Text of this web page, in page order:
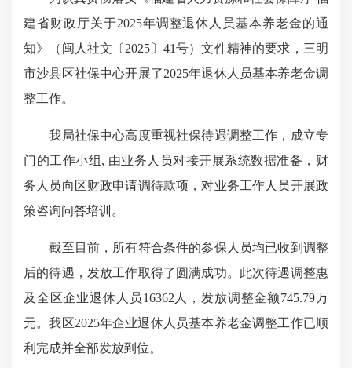
建省财政厅关于2025年调整退休人员基本养老金的通
知》（闽人社文〔2025〕41号）文件精神的要求，三明
市沙县区社保中心开展了2025年退休人员基本养老金调
整工作。
我局社保中心高度重视社保待遇调整工作，成立专
门的工作小组, 由业务人员对接开展系统数据准备，财
务人员向区财政申请调待款项，对业务工作人员开展政
策咨询问答培训。
截至目前，所有符合条件的参保人员均已收到调整
后的待遇，发放工作取得了圆满成功。此次待遇调整惠
及全区企业退休人员16362人，发放调整金额745.79万
元。我区2025年企业退休人员基本养老金调整工作已顺
利完成并全部发放到位。